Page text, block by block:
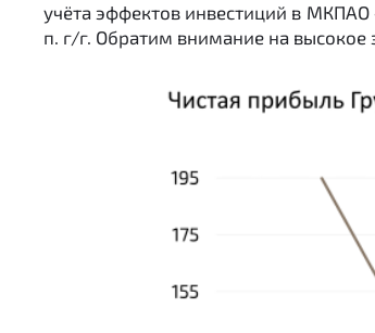
учёта эффектов инвестиций в МКПАО
п. г/г. Обратим внимание на высокое